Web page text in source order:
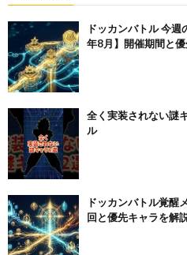
ドッカンバトル 今
年8月】開催期間と
全く実装されない謎
ル
ドッカンバトル覚醒
回と優先キャラを解